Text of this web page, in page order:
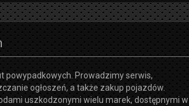
powypadkowych. Prowadzimy serwis,
ogłoszeń, a także zakup pojazdów.
uszkodzonymi wielu marek, dostępnymi w